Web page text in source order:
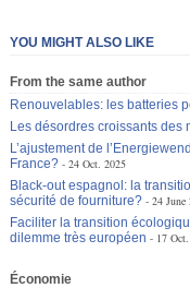
YOU MIGHT ALSO LIKE
From the same author
Renouvelables: les batteries
Les désordres croissants des
L’ajustement de
France?
24 Oct. 2025
Black-out espagnol: la
sécurité de fourniture?
24 June
Faciliter la transition
dilemme très européen
17
Économie